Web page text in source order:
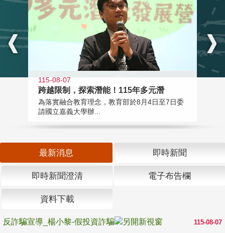
115-08-07
跨越限制，探索潛能！115年多元潛
為落實融合教育理念，教育部於8月4日至7日委
請國立嘉義大學辦...
最新消息 即時新聞
即時新聞澄清 電子布告欄
資料下載
115-08-07
反詐騙宣導_楊小黎-假投資詐騙